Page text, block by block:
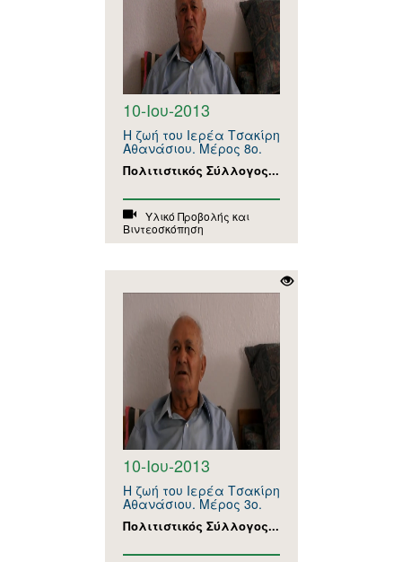
10-Ιου-2013
Η ζωή του Ιερέα Τσακίρη
Αθανάσιου. Μέρος 8ο.
Πολιτιστικός Σύλλογος...
Υλικό Προβολής και
Βιντεοσκόπηση
10-Ιου-2013
Η ζωή του Ιερέα Τσακίρη
Αθανάσιου. Μέρος 3ο.
Πολιτιστικός Σύλλογος...